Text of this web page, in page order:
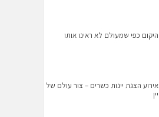
היקום כפי שמעולם לא ראינו אותו
אירוע הצגת יינות כשרים – צור עולם של
יין